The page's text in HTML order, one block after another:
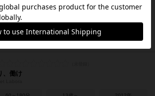
プテンズ・オブ・インダストリー
of Industry
、働け